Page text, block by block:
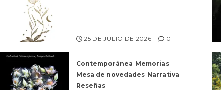
25 DE JULIO DE 2026 0
Contemporánea Memorias
Mesa de novedades Narrativa
Reseñas